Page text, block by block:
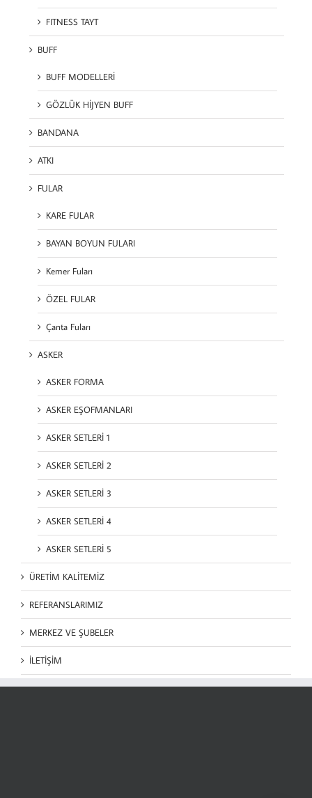
FITNESS TAYT
BUFF
BUFF MODELLERİ
GÖZLÜK HİJYEN BUFF
BANDANA
ATKI
FULAR
KARE FULAR
BAYAN BOYUN FULARI
Kemer Fuları
ÖZEL FULAR
Çanta Fuları
ASKER
ASKER FORMA
ASKER EŞOFMANLARI
ASKER SETLERİ 1
ASKER SETLERİ 2
ASKER SETLERİ 3
ASKER SETLERİ 4
ASKER SETLERİ 5
ÜRETİM KALİTEMİZ
REFERANSLARIMIZ
MERKEZ VE ŞUBELER
İLETİŞİM